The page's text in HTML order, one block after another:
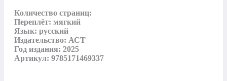
Количество страниц:
Переплёт: мягкий
Язык: русский
Издательство: АСТ
Год издания: 2025
Артикул: 9785171469337